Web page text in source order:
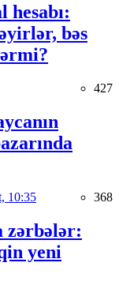
hesabı:
bəs
427
10:35 368
zərbələr:
yeni